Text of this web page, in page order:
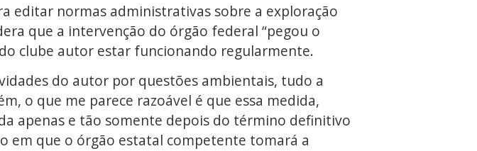
editar normas administrativas sobre a exploração
que a intervenção do órgão federal “pegou o
clube autor estar funcionando regularmente.
do autor por questões ambientais, tudo a
o que me parece razoável é que essa medida,
apenas e tão somente depois do término definitivo
em que o órgão estatal competente tomará a